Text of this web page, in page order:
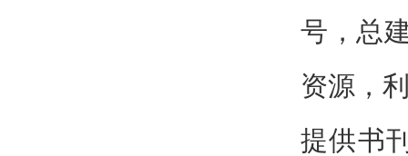
号，总
资源，
提供书